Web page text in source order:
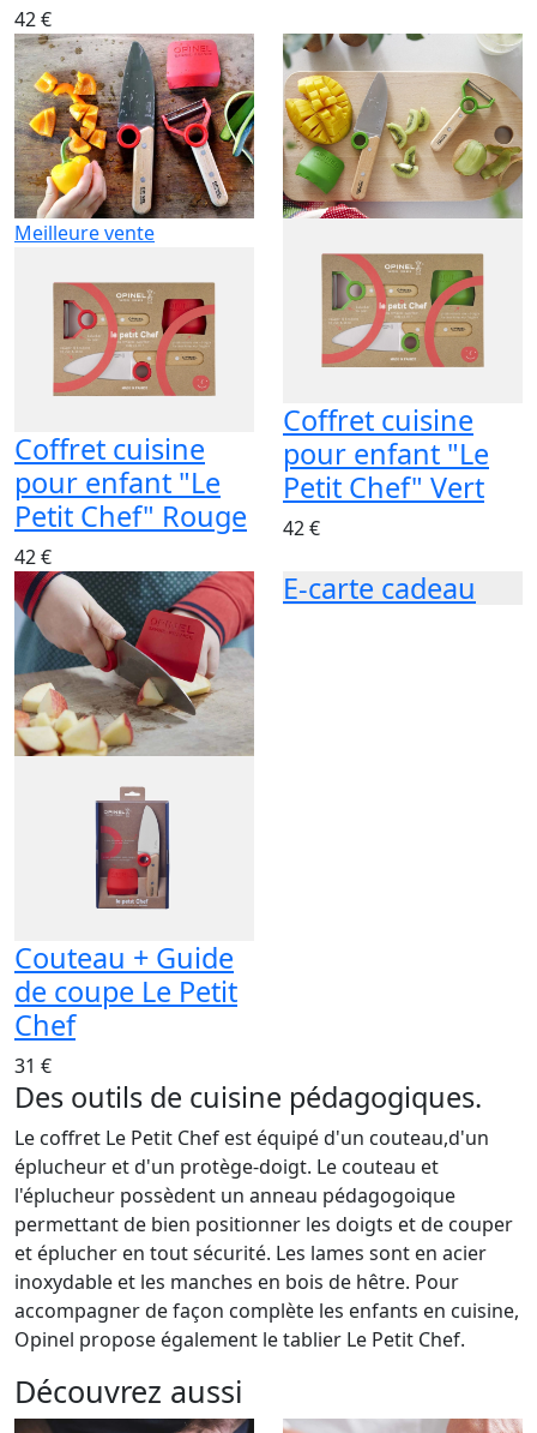
42 €
Meilleure vente
Coffret cuisine
pour enfant "Le
Petit Chef" Rouge
42 €
Coffret cuisine
pour enfant "Le
Petit Chef" Vert
42 €
Couteau + Guide
de coupe Le Petit
Chef
31 €
E-carte cadeau
Des outils de cuisine pédagogiques.
Le coffret Le Petit Chef est équipé d'un couteau,d'un
éplucheur et d'un protège-doigt. Le couteau et
l'éplucheur possèdent un anneau pédagogoique
permettant de bien positionner les doigts et de couper
et éplucher en tout sécurité. Les lames sont en acier
inoxydable et les manches en bois de hêtre. Pour
accompagner de façon complète les enfants en cuisine,
Opinel propose également le tablier Le Petit Chef.
Découvrez aussi